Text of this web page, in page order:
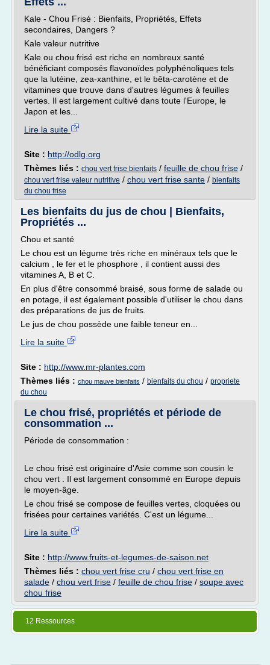
Kale - Chou Frisé : Bienfaits, Propriétés, Effets
secondaires, Dangers ?
Kale valeur nutritive
Kale ou chou frisé est riche en nombreux santé
bénéficiant composés flavonoïdes polyphénoliques tels
que la lutéine, zea-xanthine, et le bêta-carotène et de
vitamines que trouve dans d'autres légumes à feuilles
vertes. Il est largement cultivé dans toute l'Europe, le
Japon et les...
Lire la suite
Site : http://odlg.org
Thèmes liés : chou vert frise bienfaits / feuille de chou frise /
chou vert frise valeur nutritive / chou vert frise sante / bienfaits
du chou frise
Les bienfaits du jus de chou | Bienfaits,
Propriétés ...
Chou et santé
Le chou est un légume très riche en minéraux tels que le
calcium , le fer et le phosphore , il contient aussi des
vitamines A, B et C.
En plus d'être consommé braisé, sous forme de salade ou
en potage, il est également possible d'utiliser le chou dans
des préparations de jus de fruits.
Le jus de chou possède une faible teneur en...
Lire la suite
Site : http://www.mr-plantes.com
Thèmes liés : chou mauve bienfaits / bienfaits du chou / propriete
du chou
Le chou frisé, propriétés et période de
consommation ...
Période de consommation :
Le chou frisé est originaire d'Asie comme son cousin le
chou vert . Il est largement consommé en Europe depuis
le moyen-âge.
Le chou frisé se compose de feuilles vertes, cloquées ou
frisées pour certaines variétés. C'est un légume...
Lire la suite
Site : http://www.fruits-et-legumes-de-saison.net
Thèmes liés : chou vert frise cru / chou vert frise en
salade / chou vert frise / feuille de chou frise / soupe avec
chou frise
12 Ressources